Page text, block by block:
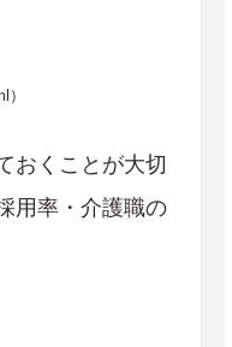
）
おくことが大切
用率・介護職の